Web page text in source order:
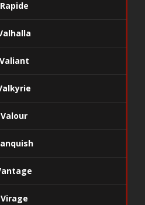
Rapide
Valiant
Valour
Virage